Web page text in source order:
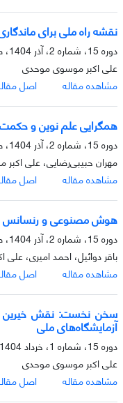
نقشه راه ملی برای
دوره 15، شماره 2، آذر 1404، صفحه
علی اکبر موسوی موحدی
مشاهده مقاله
اصل
همگرایی علم نوین و حکمت
دوره 15، شماره 2، آذر 1404، صفحه
مهران حبیبی‌رضایی، علی
مشاهده مقاله
اصل
هوش مصنوعی و رنسانس
دوره 15، شماره 2، آذر 1404، صفحه
باقر دوائیل، احمد امیری،
مشاهده مقاله
اصل
سخن نخست: نقش خیرین
آزمایشگاه‌های ملی
دوره 15، شماره 1، خرداد 1404، صفحه
علی اکبر موسوی موحدی
مشاهده مقاله
اصل